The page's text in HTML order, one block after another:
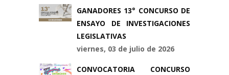
GANADORES 13° CONCURSO DE
ENSAYO DE INVESTIGACIONES
LEGISLATIVAS
viernes, 03 de julio de 2026
CONVOCATORIA CONCURSO